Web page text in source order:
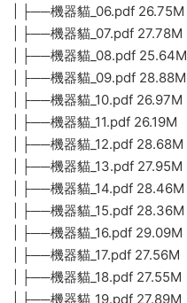
| ├──機器貓_06.pdf 26.75M
| ├──機器貓_07.pdf 27.78M
| ├──機器貓_08.pdf 25.64M
| ├──機器貓_09.pdf 28.88M
| ├──機器貓_10.pdf 26.97M
| ├──機器貓_11.pdf 26.19M
| ├──機器貓_12.pdf 28.68M
| ├──機器貓_13.pdf 27.95M
| ├──機器貓_14.pdf 28.46M
| ├──機器貓_15.pdf 28.36M
| ├──機器貓_16.pdf 29.09M
| ├──機器貓_17.pdf 27.56M
| ├──機器貓_18.pdf 27.55M
| ├──機器貓_19.pdf 27.89M